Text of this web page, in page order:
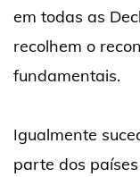
em todas as
recolhem o
fundamentais.
Igualmente
parte dos